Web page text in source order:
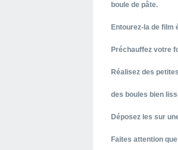
boule de pâte.
Entourez-la de film
Préchauffez votre
Réalisez des
des boules bien
Déposez les sur
Faites attention